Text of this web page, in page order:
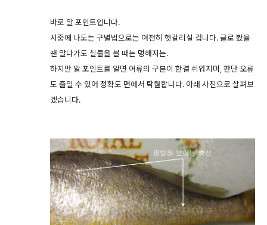
바로 알 포인트입니다.
시중에 나도는 구별법으로는 여전히 헷갈리실 겁니다. 글로 봤을
땐 알다가도 실물을 볼 때는 멍해지는.
하지만 알 포인트를 알면 어류의 구분이 한결 쉬워지며, 판단 오류
도 줄일 수 있어 정확도 면에서 탁월합니다. 아래 사진으로 살펴보
겠습니다.